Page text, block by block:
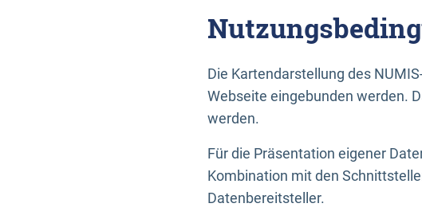
Die Kartendarstellung des
Webseite eingebunden werden.
werden.
Für die Präsentation eigener
Kombination mit den
Datenbereitsteller.